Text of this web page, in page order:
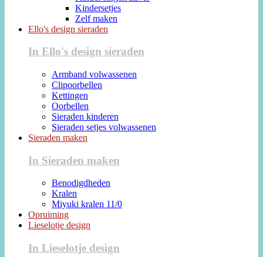
Kindersetjes
Zelf maken
Ello's design sieraden
In Ello's design sieraden
Armband volwassenen
Clipoorbellen
Kettingen
Oorbellen
Sieraden kinderen
Sieraden setjes volwassenen
Sieraden maken
In Sieraden maken
Benodigdheden
Kralen
Miyuki kralen 11/0
Opruiming
Lieselotje design
In Lieselotje design